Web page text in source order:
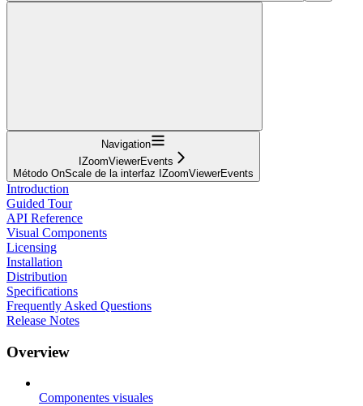
Navigation
IZoomViewerEvents
Método OnScale de la interfaz IZoomViewerEvents
Introduction
Guided Tour
API Reference
Visual Components
Licensing
Installation
Distribution
Specifications
Frequently Asked Questions
Release Notes
Overview
Componentes visuales